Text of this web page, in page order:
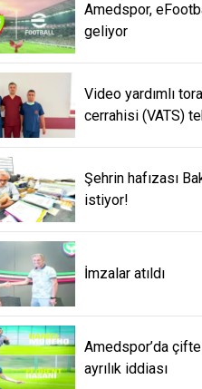
Amedspor,
geliyor
Video yardımlı
cerrahisi (VATS)
Şehrin hafızası
istiyor!
İmzalar atıldı
Amedspor’da çifte
ayrılık iddiası